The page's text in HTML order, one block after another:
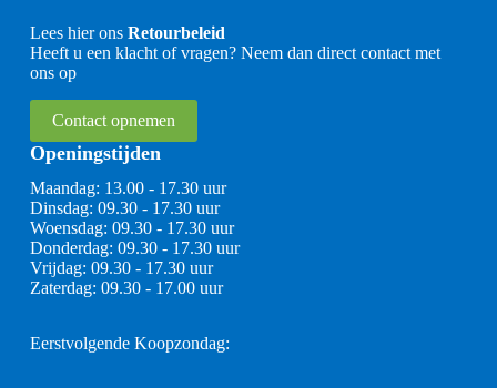
Lees hier ons Retourbeleid
Heeft u een klacht of vragen? Neem dan direct contact met
ons op
Contact opnemen
Openingstijden
Maandag: 13.00 - 17.30 uur
Dinsdag: 09.30 - 17.30 uur
Woensdag: 09.30 - 17.30 uur
Donderdag: 09.30 - 17.30 uur
Vrijdag: 09.30 - 17.30 uur
Zaterdag: 09.30 - 17.00 uur
Eerstvolgende Koopzondag: